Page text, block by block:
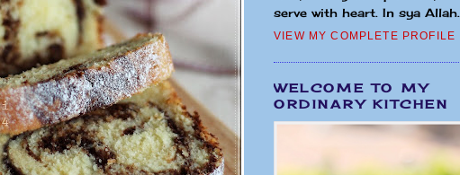
serve with heart. In sya Allah.
VIEW MY COMPLETE PROFILE
WELCOME TO MY
ORDINARY KITCHEN